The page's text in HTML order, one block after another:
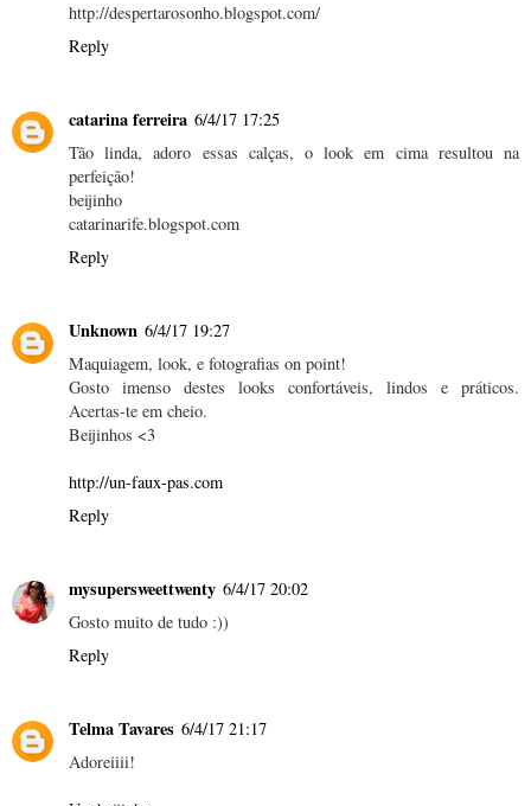
http://despertarosonho.blogspot.com/
Reply
catarina ferreira 6/4/17 17:25
Tão linda, adoro essas calças, o look em cima resultou na
perfeição!
beijinho
catarinarife.blogspot.com
Reply
Unknown 6/4/17 19:27
Maquiagem, look, e fotografias on point!
Gosto imenso destes looks confortáveis, lindos e práticos.
Acertas-te em cheio.
Beijinhos <3
http://un-faux-pas.com
Reply
mysupersweettwenty 6/4/17 20:02
Gosto muito de tudo :))
Reply
Telma Tavares 6/4/17 21:17
Adoreiiii!